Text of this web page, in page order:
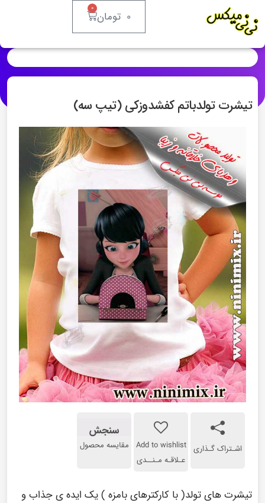
۰ تومان ۰
تیشرت تولدباتم کفشدوزکی (تیپ سه)
اشـتراک گـذاری Add to wishlist
عـلاقـه مـنــدی
سنجش
مقایسه محصول
تیشرت های تولد( با کارکترهای بامزه ) یک ایده ی جذاب و